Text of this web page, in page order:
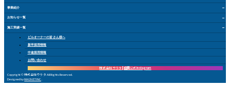
事業紹介
お知らせ一覧
施工実績一覧
ビルオーナーの皆さん様へ
新卒採用情報
中途採用情報
お問い合わせ
株式会社 ウラタ 採用公式Instagram
Copyright © 株式会社ウラタ All Rights Reserved.
Designed byMAGNET INC